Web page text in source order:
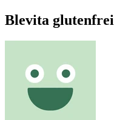
Blevita glutenfrei